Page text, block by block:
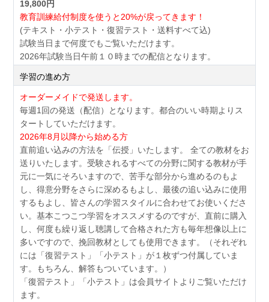
19,800円
教育訓練給付制度を使うと20%が戻ってきます！
(テキスト・小テスト・復習テスト・送料すべて込)
試験当日まで何度でもご覧いただけます。
2026年試験当日午前１０時までの配信となります。
学習の進め方
オーダーメイドで発送します。
毎週1回の発送（配信）となります。都合のいい時期よりス
タートしていただけます。
2026年8月以降から始める方
直前追い込みの方法を「伝授」いたします。 全ての教材をお
送りいたします。受験されるすべての分野に関する教材が手
元に一気にそろいますので、苦手な部分から進めるのもよ
し、得意分野をさらに深めるもよし、最後の追い込みに使用
するもよし、皆さんの学習スタイルに合わせてお使いくださ
い。基本こつこつ学習をオススメするのですが、直前に購入
し、何度も繰り返し聴講して合格された方も毎年想像以上に
多いですので、挽回教材としても使用できます。（それぞれ
には「復習テスト」「小テスト」が１枚ずつ付属していま
す。もちろん、解答もついています。）
「復習テスト」「小テスト」は会員サイトよりご覧いただけ
ます。